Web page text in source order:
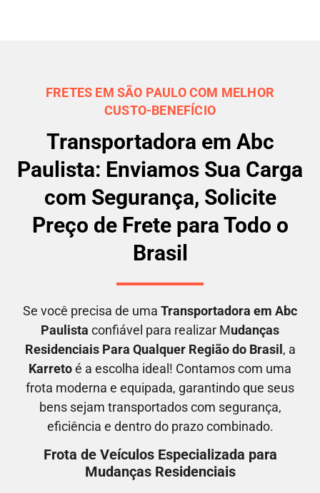
FRETES EM SÃO PAULO COM MELHOR
CUSTO-BENEFÍCIO
Transportadora em Abc
Paulista: Enviamos Sua Carga
com Segurança, Solicite
Preço de Frete para Todo o
Brasil
Se você precisa de uma Transportadora em Abc
Paulista confiável para realizar Mudanças
Residenciais Para Qualquer Região do Brasil , a
Karretoé a escolha ideal! Contamos com uma
frota moderna e equipada, garantindo que seus
bens sejam transportados com segurança,
eficiência e dentro do prazo combinado.
Frota de Veículos Especializada para
Mudanças Residenciais